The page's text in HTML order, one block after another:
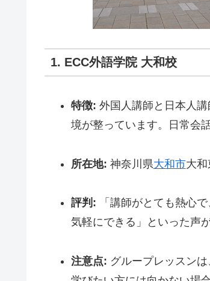
1. ECC外語学院 大和校
特徴: 外国人講師と日本人
境が整っています。日常会
所在地: 神奈川県大和市大和
評判: 「講師がとても熱心
気軽にできる」といった声
注意点: グループレッスン